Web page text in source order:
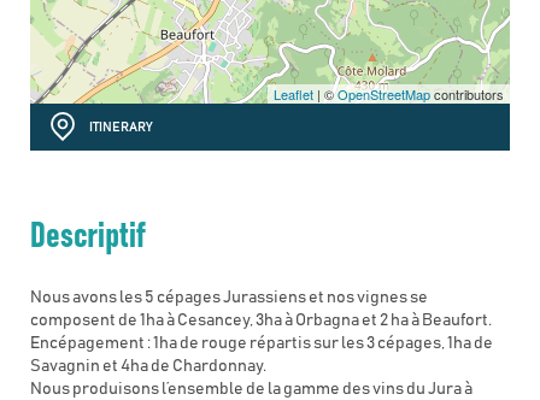
Leaflet | ©OpenStreetMapcontributors
ITINERARY
Descriptif
Nous avons les 5 cépages Jurassiens et nos vignes se
composent de 1ha à Cesancey, 3ha à Orbagna et 2 ha à Beaufort.
Encépagement : 1ha de rouge répartis sur les 3 cépages, 1ha de
Savagnin et 4ha de Chardonnay.
Nous produisons l’ensemble de la gamme des vins du Jura à